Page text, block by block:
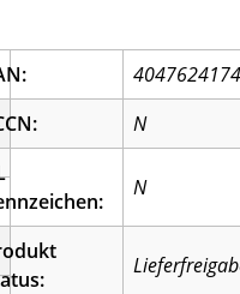
N
N